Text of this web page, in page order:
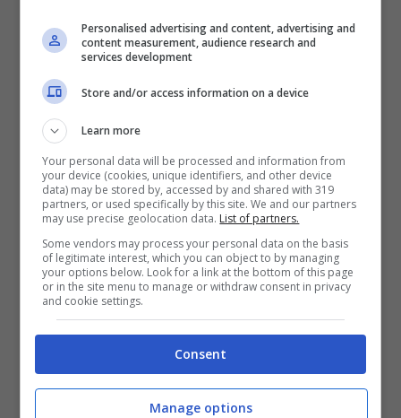
ad un prezzo esclusivo su Amazon
Officine Mattio: i successi della
Personalised advertising and content, advertising and
content measurement, audience research and
services development
Store and/or access information on a device
Learn more
Your personal data will be processed and information from
your device (cookies, unique identifiers, and other device
data) may be stored by, accessed by and shared with 319
partners, or used specifically by this site. We and our partners
may use precise geolocation data. List of partners.
Some vendors may process your personal data on the basis
of legitimate interest, which you can object to by managing
your options below. Look for a link at the bottom of this page
or in the site menu to manage or withdraw consent in privacy
and cookie settings.
Consent
Manage options